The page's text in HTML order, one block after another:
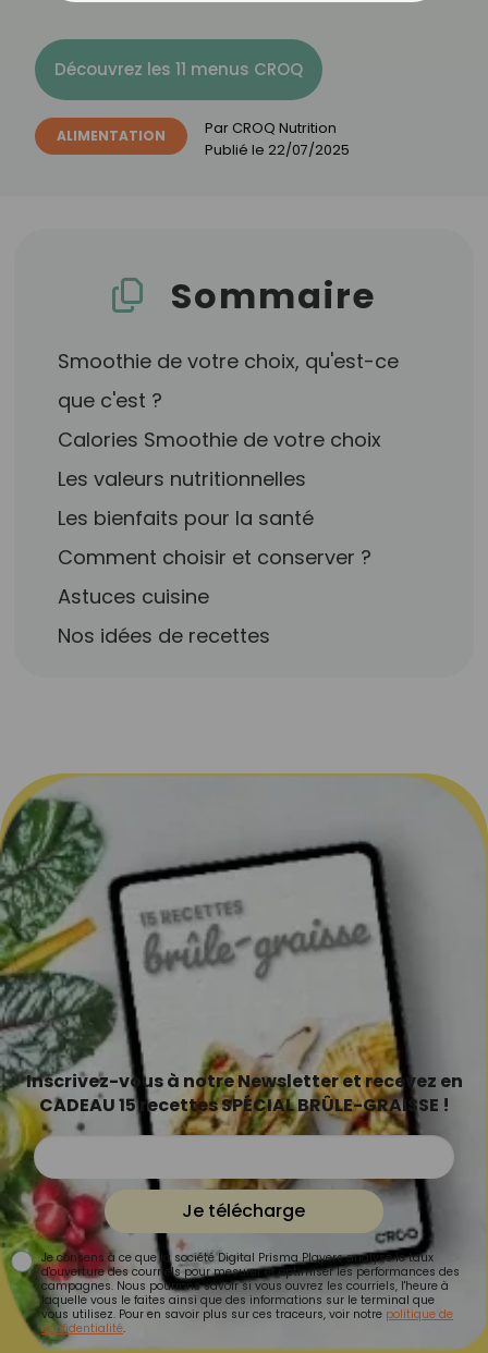
Découvrez les 11 menus CROQ
ALIMENTATION Par CROQ Nutrition
Publié le 22/07/2025
Sommaire
Smoothie de votre choix, qu'est-ce
que c'est ?
Calories Smoothie de votre choix
Les valeurs nutritionnelles
Les bienfaits pour la santé
Comment choisir et conserver ?
Astuces cuisine
Nos idées de recettes
Inscrivez-vous à notre Newsletter et recevez en
CADEAU 15 recettes SPÉCIAL BRÛLE-GRAISSE !
Je télécharge
Je consens à ce que la société Digital Prisma Players analyse le taux
d'ouverture des courriels pour mesurer et optimiser les performances des
campagnes. Nous pourrons savoir si vous ouvrez les courriels, l'heure à
laquelle vous le faites ainsi que des informations sur le terminal que
vous utilisez. Pour en savoir plus sur ces traceurs, voir notre politique de
confidentialité.